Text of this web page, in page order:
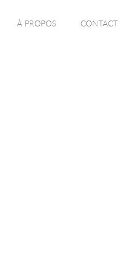
À PROPOS CONTACT